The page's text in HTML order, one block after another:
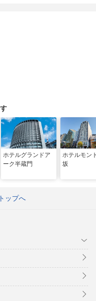
ホテルグランドア
ーク半蔵門
ホテルモン
坂
ップへ